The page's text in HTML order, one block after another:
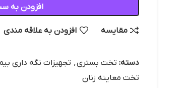
افزودن به
مقایسه افزودن به علاقه مندی
دسته: تخت بستری, تجهیزات نگه داری
تخت معاینه زنان